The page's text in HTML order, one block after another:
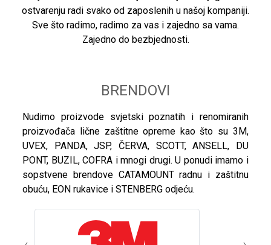
ostvarenju radi svako od zaposlenih u našoj kompaniji.
Sve što radimo, radimo za vas i zajedno sa vama.
Zajedno do bezbjednosti.
BRENDOVI
Nudimo proizvode svjetski poznatih i renomiranih
proizvođača lične zaštitne opreme kao što su 3M,
UVEX, PANDA, JSP, ČERVA, SCOTT, ANSELL, DU
PONT, BUZIL, COFRA i mnogi drugi. U ponudi imamo i
sopstvene brendove CATAMOUNT radnu i zaštitnu
obuću, EON rukavice i STENBERG odjeću.